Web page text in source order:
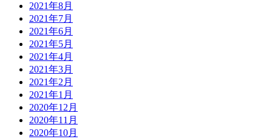
2021年8月
2021年7月
2021年6月
2021年5月
2021年4月
2021年3月
2021年2月
2021年1月
2020年12月
2020年11月
2020年10月